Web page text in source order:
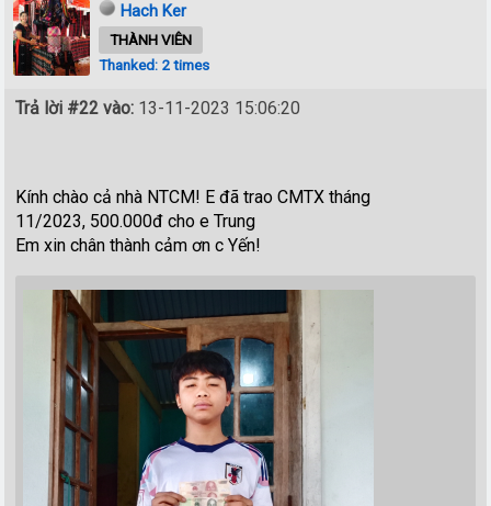
Hach Ker
THÀNH VIÊN
Thanked: 2 times
Trả lời #22 vào: 13-11-2023 15:06:20
Kính chào cả nhà NTCM! E đã trao CMTX tháng
11/2023, 500.000đ cho e Trung
Em xin chân thành cảm ơn c Yến!